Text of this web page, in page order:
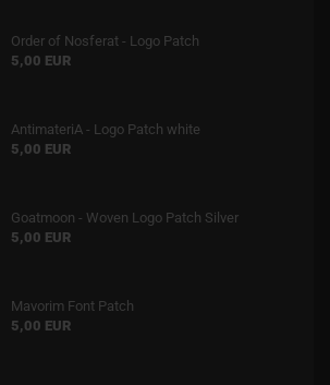
Order of Nosferat - Logo Patch
5,00 EUR
AntimateriA - Logo Patch white
5,00 EUR
Goatmoon - Woven Logo Patch Silver
5,00 EUR
Mavorim Font Patch
5,00 EUR